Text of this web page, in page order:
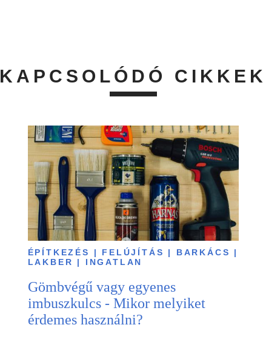
KAPCSOLÓDÓ CIKKEK
ÉPÍTKEZÉS | FELÚJÍTÁS | BARKÁCS |
LAKBER | INGATLAN
Gömbvégű vagy egyenes
imbuszkulcs - Mikor melyiket
érdemes használni?